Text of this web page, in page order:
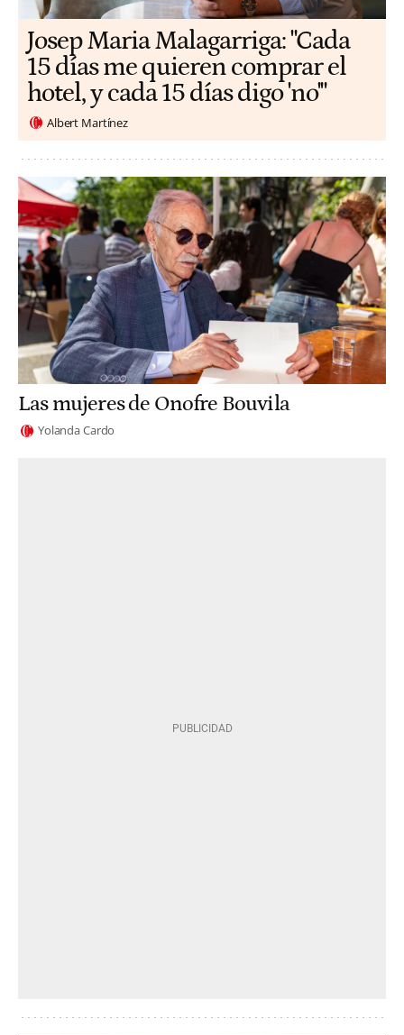
​​Josep Maria Malagarriga: "Cada
15 días me quieren comprar el
hotel, y cada 15 días digo 'no'"
Albert Martínez
Las mujeres de Onofre Bouvila
Yolanda Cardo